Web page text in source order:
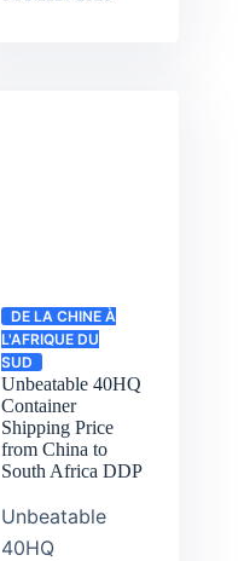
DE LA CHINE À
L'AFRIQUE DU
SUD
Unbeatable 40HQ
Container
Shipping Price
from China to
South Africa DDP
Unbeatable
40HQ